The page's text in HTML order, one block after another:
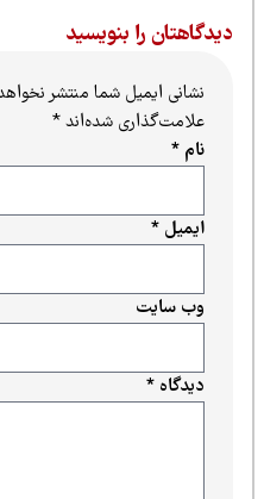
را بنویسید
نشانی ایمیل شما منتشر نخواهد شد.
علامت‌گذاری شده‌اند*
دیدگاه*
ایمیل*
وب‌ سایت